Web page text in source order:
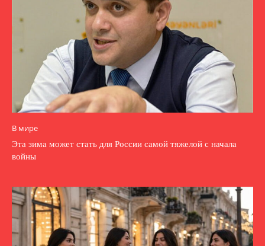
В мире
Эта зима может стать для России самой тяжелой с начала
войны